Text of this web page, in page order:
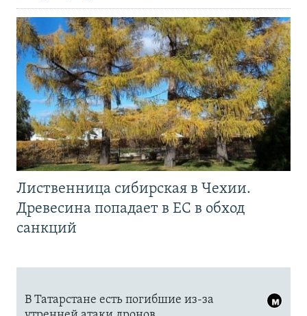
Лиственница сибирская в Чехии.
Древесина попадает в ЕС в обход
санкций